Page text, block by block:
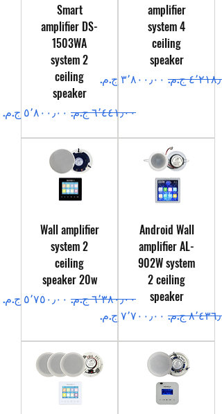
amplifier
system 4
ceiling
speaker
عادي
سعر البيع
Smart
amplifier DS-
1503WA
system 2
ceiling
speaker
سعر عادي
سعر البيع
Android Wall
amplifier AL-
902W system
2 ceiling
speaker
عادي
سعر البيع
Wall amplifier
system 2
ceiling
speaker 20w
سعر عادي
سعر البيع